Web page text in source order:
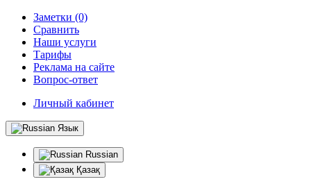
Заметки (0)
Сравнить
Наши услуги
Тарифы
Реклама на сайте
Вопрос-ответ
Личный кабинет
Язык
Russian
Қазақ